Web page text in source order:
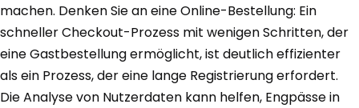
machen. Denken Sie an eine Online-Bestellung: Ein
schneller Checkout-Prozess mit wenigen Schritten, der
eine Gastbestellung ermöglicht, ist deutlich effizienter
als ein Prozess, der eine lange Registrierung erfordert.
Die Analyse von Nutzerdaten kann helfen, Engpässe in